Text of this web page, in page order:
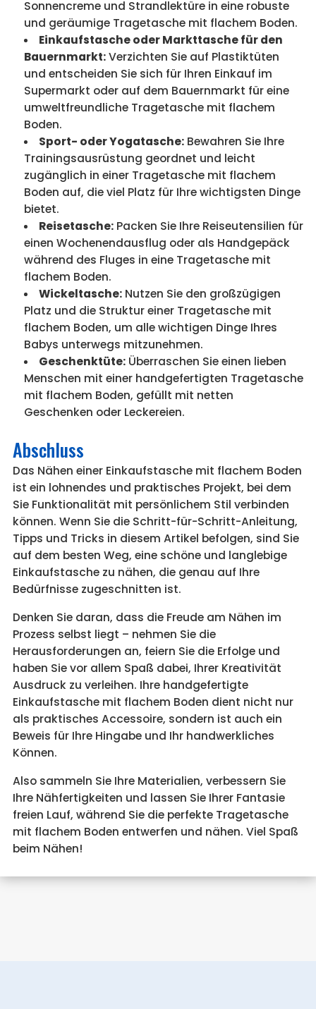
Sonnencreme und Strandlektüre in eine robuste
und geräumige Tragetasche mit flachem Boden.
Einkaufstasche oder Markttasche für den
Bauernmarkt: Verzichten Sie auf Plastiktüten
und entscheiden Sie sich für Ihren Einkauf im
Supermarkt oder auf dem Bauernmarkt für eine
umweltfreundliche Tragetasche mit flachem
Boden.
Sport- oder Yogatasche: Bewahren Sie Ihre
Trainingsausrüstung geordnet und leicht
zugänglich in einer Tragetasche mit flachem
Boden auf, die viel Platz für Ihre wichtigsten Dinge
bietet.
Reisetasche: Packen Sie Ihre Reiseutensilien für
einen Wochenendausflug oder als Handgepäck
während des Fluges in eine Tragetasche mit
flachem Boden.
Wickeltasche: Nutzen Sie den großzügigen
Platz und die Struktur einer Tragetasche mit
flachem Boden, um alle wichtigen Dinge Ihres
Babys unterwegs mitzunehmen.
Geschenktüte: Überraschen Sie einen lieben
Menschen mit einer handgefertigten Tragetasche
mit flachem Boden, gefüllt mit netten
Geschenken oder Leckereien.
Abschluss
Das Nähen einer Einkaufstasche mit flachem Boden
ist ein lohnendes und praktisches Projekt, bei dem
Sie Funktionalität mit persönlichem Stil verbinden
können. Wenn Sie die Schritt-für-Schritt-Anleitung,
Tipps und Tricks in diesem Artikel befolgen, sind Sie
auf dem besten Weg, eine schöne und langlebige
Einkaufstasche zu nähen, die genau auf Ihre
Bedürfnisse zugeschnitten ist.
Denken Sie daran, dass die Freude am Nähen im
Prozess selbst liegt – nehmen Sie die
Herausforderungen an, feiern Sie die Erfolge und
haben Sie vor allem Spaß dabei, Ihrer Kreativität
Ausdruck zu verleihen. Ihre handgefertigte
Einkaufstasche mit flachem Boden dient nicht nur
als praktisches Accessoire, sondern ist auch ein
Beweis für Ihre Hingabe und Ihr handwerkliches
Können.
Also sammeln Sie Ihre Materialien, verbessern Sie
Ihre Nähfertigkeiten und lassen Sie Ihrer Fantasie
freien Lauf, während Sie die perfekte Tragetasche
mit flachem Boden entwerfen und nähen. Viel Spaß
beim Nähen!